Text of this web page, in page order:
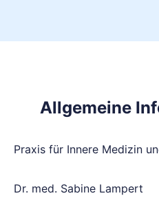
Allgemeine
Praxis für Innere Medizin
Dr. med. Sabine Lampert